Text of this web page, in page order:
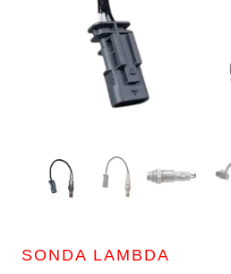
SONDA LAMBDA